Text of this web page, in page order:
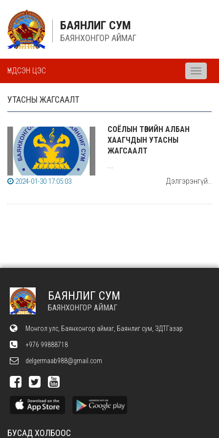
БАЯНЛИГ СУМ
БАЯНХОНГОР АЙМАГ
ҮНДСЭН ЦЭС
Toggle
УТАСНЫ ЖАГСААЛТ
СОЁЛЫН ТӨВИЙН АЛБАН
ХААГЧДЫН УТАСНЫ
ЖАГСААЛТ
...
2024-01-30 17:05:03
Дэлгэрэнгүй..
БАЯНЛИГ СУМ
БАЯНХОНГОР АЙМАГ
Монгол улс, Баянхонгор аймаг, Баянлиг сум, ЗДТГазар
+976 99888718
delgermaab988@gmail.com
БУСАД ХОЛБООС